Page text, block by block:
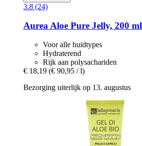
3.8 (24)
Aurea Aloe Pure Jelly, 200 ml
Voor alle huidtypes
Hydraterend
Rijk aan polysachariden
€ 18,19 (€ 90,95 / l)
Bezorging uiterlijk op 13. augustus